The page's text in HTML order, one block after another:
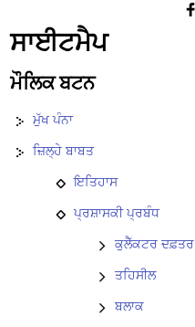
ਸਾਈਟਮੈਪ
ਮੌਲਿਕ ਬਟਨ
ਮੁੱਖ ਪੰਨਾ
ਜ਼ਿਲ੍ਹੇ ਬਾਬਤ
ਇਤਿਹਾਸ
ਪ੍ਰਸ਼ਾਸਕੀ ਪ੍ਰਬੰਧ
ਕੁਲੈੱਕਟਰ ਦਫ਼ਤਰ
ਤਹਿਸੀਲ
ਬਲਾਕ